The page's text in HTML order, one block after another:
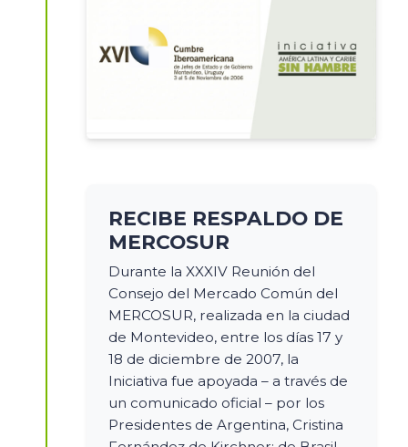
RECIBE RESPALDO DE
MERCOSUR
Durante la XXXIV Reunión del
Consejo del Mercado Común del
MERCOSUR, realizada en la ciudad
de Montevideo, entre los días 17 y
18 de diciembre de 2007, la
Iniciativa fue apoyada – a través de
un comunicado oficial – por los
Presidentes de Argentina, Cristina